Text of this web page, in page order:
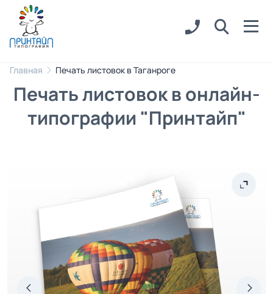
Главная Печать листовок в Таганроге
Печать листовок в онлайн-
типографии "Принтайп"